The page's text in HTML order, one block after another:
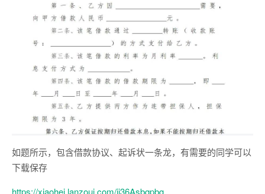
如题所示，包含借款协议、起诉状一条龙，有需要的同学可以
下载保存
https://xiaohei.lanzoui.com/ii36Asbqpbg